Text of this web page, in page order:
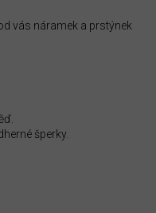
vás náramek a prstýnek
šperky.